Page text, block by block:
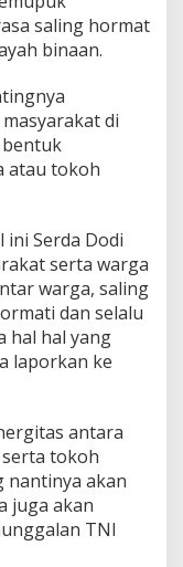
saling hormat
binaan.
di
atau tokoh
ini Serda Dodi
serta warga
warga, saling
dan selalu
hal hal yang
laporkan ke
antara
tokoh
nantinya akan
juga akan
TNI